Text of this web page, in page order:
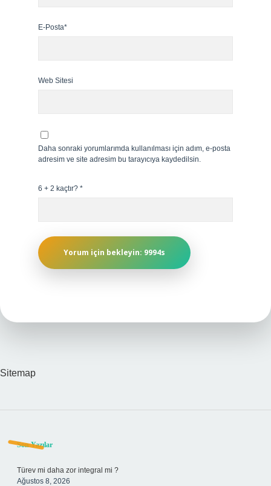
E-Posta*
Web Sitesi
Daha sonraki yorumlarımda kullanılması için adım, e-posta
adresim ve site adresim bu tarayıcıya kaydedilsin.
6 + 2 kaçtır? *
Sitemap
Sidebar
Son Yazılar
Türev mi daha zor integral mi ?
Ağustos 8, 2026